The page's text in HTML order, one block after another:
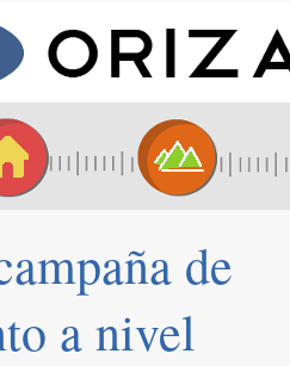
de
a nivel